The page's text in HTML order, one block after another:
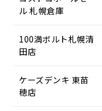
ル 札幌倉庫
100満ボルト札幌清
田店
ケーズデンキ 東苗
穂店